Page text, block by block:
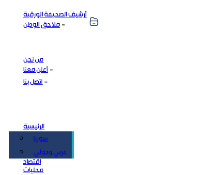
أرشيف الصحيفة الورقية
ملاحق الوطن
من نحن
أعلن معنا
اتصل بنا
الرئيسية
سوريا
عربي ودولي
اقتصاد
محليات